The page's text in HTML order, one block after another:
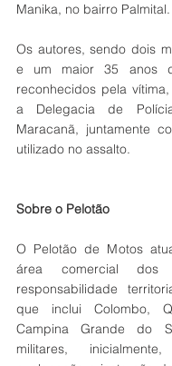
Manika, no bairro Palmital.
Os autores, sendo dois
e um maior 35 anos
reconhecidos pela
a Delegacia de
Maracanã, juntamente
utilizado no assalto.
Sobre o Pelotão
O Pelotão de Motos
área comercial dos
responsabilidade
que inclui Colombo,
Campina Grande do
militares,